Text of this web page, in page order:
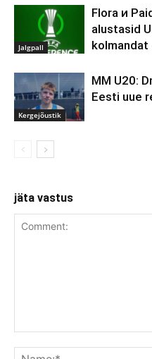
Jalgpall
Flora и
alustasid
Kergejõustik
MM U20:
Eesti uue
jäta vastus